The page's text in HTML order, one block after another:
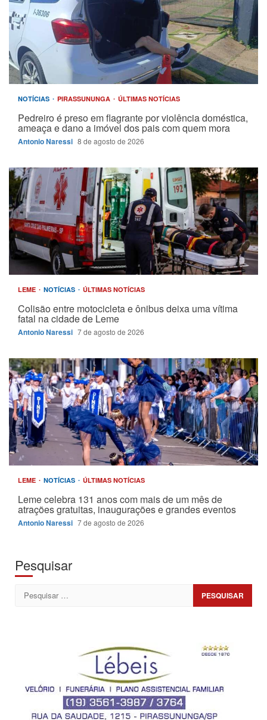
NOTÍCIAS PIRASSUNUNGA ÚLTIMAS NOTÍCIAS
Pedreiro é preso em flagrante por violência doméstica,
ameaça e dano a imóvel dos pais com quem mora
Antonio Naressi 8 de agosto de 2026
LEME NOTÍCIAS ÚLTIMAS NOTÍCIAS
Colisão entre motocicleta e ônibus deixa uma vítima
fatal na cidade de Leme
Antonio Naressi 7 de agosto de 2026
LEME NOTÍCIAS ÚLTIMAS NOTÍCIAS
Leme celebra 131 anos com mais de um mês de
atrações gratuitas, inaugurações e grandes eventos
Antonio Naressi 7 de agosto de 2026
Pesquisar
Pesquisar